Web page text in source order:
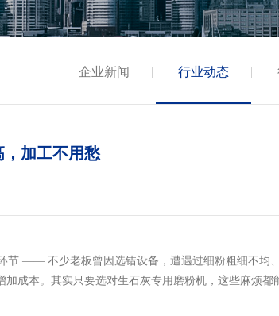
企业新闻 行业动态
加工不用愁
节 —— 不少老板曾因选错设备，遭遇过细粉粗细不均
成本。其实只要选对生石灰专用磨粉机，这些麻烦都